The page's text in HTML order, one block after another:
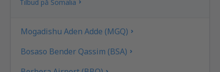
Tilbud på Somalia
Mogadishu Aden Adde (MGQ)
Bosaso Bender Qassim (BSA)